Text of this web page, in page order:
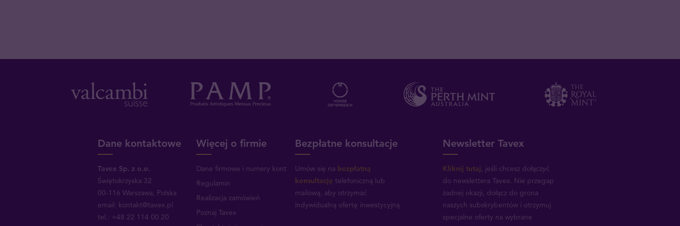
Dane kontaktowe
Tavex Sp. z o.o.
Świętokrzyska 32
00-116 Warszawa, Polska
email: kontakt@tavex.pl
tel.: +48 22 114 00 20
Więcej o firmie
Dane firmowe i numery kont
Regulamin
Realizacja zamówień
Poznaj Tavex
Bezpłatne konsultacje
Umów się na bezpłatną
konsultację telefoniczną lub
mailową, aby otrzymać
indywidualną ofertę inwestycyjną
Newsletter Tavex
Kliknij tutaj , jeśli chcesz dołączyć
do newslettera Tavex. Nie przegap
żadnej okazji, dołącz do grona
naszych subskrybentów i otrzymuj
specjalne oferty na wybrane